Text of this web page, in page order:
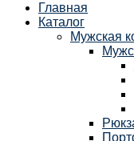
Главная
Каталог
Мужская